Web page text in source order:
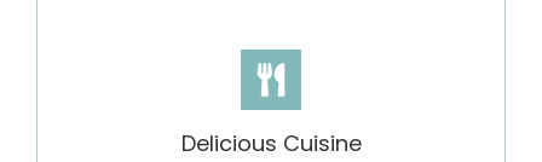
Delicious Cuisine